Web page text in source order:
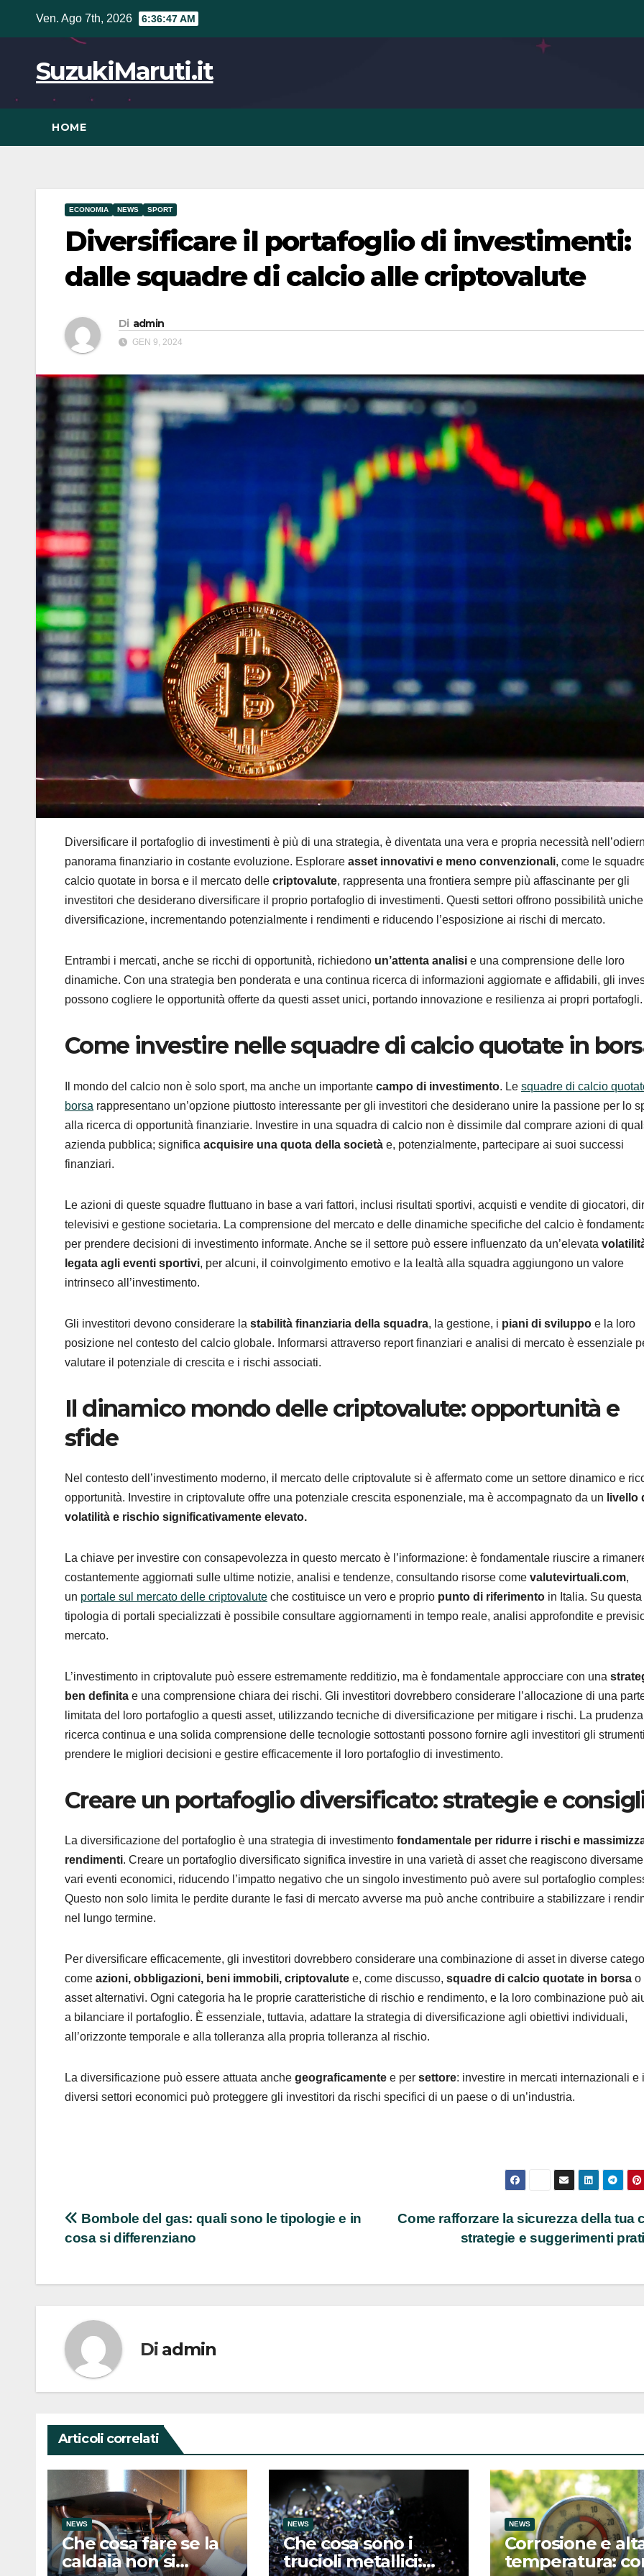
Ven. Ago 7th, 2026 6:36:48 AM
SuzukiMaruti.it
HOME
ECONOMIA NEWS SPORT
Diversificare il portafoglio di investimenti:
dalle squadre di calcio alle criptovalute
Di admin
GEN 9, 2024
Diversificare il portafoglio di investimenti è più di una strategia, è diventata una vera e propria necessità
panorama finanziario in costante evoluzione. Esplorare asset innovativi e meno convenzionali, come le
calcio quotate in borsa e il mercato delle criptovalute, rappresenta una frontiera sempre più affascinante per gli
investitori che desiderano diversificare il proprio portafoglio di investimenti. Questi settori offrono possibilità
diversificazione, incrementando potenzialmente i rendimenti e riducendo l’esposizione ai rischi di mercato.
Entrambi i mercati, anche se ricchi di opportunità, richiedono un’attenta analisi e una comprensione delle loro
dinamiche. Con una strategia ben ponderata e una continua ricerca di informazioni aggiornate e affidabili, gli
possono cogliere le opportunità offerte da questi asset unici, portando innovazione e resilienza ai propri portafogli.
Come investire nelle squadre di calcio quotate in
Il mondo del calcio non è solo sport, ma anche un importante campo di investimento. Le squadre di calcio
borsa rappresentano un’opzione piuttosto interessante per gli investitori che desiderano unire la passione per lo
alla ricerca di opportunità finanziarie. Investire in una squadra di calcio non è dissimile dal comprare azioni di
azienda pubblica; significa acquisire una quota della società e, potenzialmente, partecipare ai suoi successi
finanziari.
Le azioni di queste squadre fluttuano in base a vari fattori, inclusi risultati sportivi, acquisti e vendite di giocatori,
televisivi e gestione societaria. La comprensione del mercato e delle dinamiche specifiche del calcio è
per prendere decisioni di investimento informate. Anche se il settore può essere influenzato da un’elevata
legata agli eventi sportivi, per alcuni, il coinvolgimento emotivo e la lealtà alla squadra aggiungono un valore
intrinseco all’investimento.
Gli investitori devono considerare la stabilità finanziaria della squadra, la gestione, i piani di sviluppo e la loro
posizione nel contesto del calcio globale. Informarsi attraverso report finanziari e analisi di mercato è essenziale
valutare il potenziale di crescita e i rischi associati.
Il dinamico mondo delle criptovalute: opportunità e
sfide
Nel contesto dell’investimento moderno, il mercato delle criptovalute si è affermato come un settore dinamico e
opportunità. Investire in criptovalute offre una potenziale crescita esponenziale, ma è accompagnato da un livello
volatilità e rischio significativamente elevato.
La chiave per investire con consapevolezza in questo mercato è l’informazione: è fondamentale riuscire a
costantemente aggiornati sulle ultime notizie, analisi e tendenze, consultando risorse come valutevirtuali.com,
un portale sul mercato delle criptovalute che costituisce un vero e proprio punto di riferimento in Italia. Su questa
tipologia di portali specializzati è possibile consultare aggiornamenti in tempo reale, analisi approfondite e
mercato.
L’investimento in criptovalute può essere estremamente redditizio, ma è fondamentale approcciare con una
ben definita e una comprensione chiara dei rischi. Gli investitori dovrebbero considerare l’allocazione di una
limitata del loro portafoglio a questi asset, utilizzando tecniche di diversificazione per mitigare i rischi. La
ricerca continua e una solida comprensione delle tecnologie sottostanti possono fornire agli investitori gli
prendere le migliori decisioni e gestire efficacemente il loro portafoglio di investimento.
Creare un portafoglio diversificato: strategie e
La diversificazione del portafoglio è una strategia di investimento fondamentale per ridurre i rischi e
rendimenti. Creare un portafoglio diversificato significa investire in una varietà di asset che reagiscono
vari eventi economici, riducendo l’impatto negativo che un singolo investimento può avere sul portafoglio
Questo non solo limita le perdite durante le fasi di mercato avverse ma può anche contribuire a stabilizzare i
nel lungo termine.
Per diversificare efficacemente, gli investitori dovrebbero considerare una combinazione di asset in diverse
come azioni, obbligazioni, beni immobili, criptovalute e, come discusso, squadre di calcio quotate in borsa o
asset alternativi. Ogni categoria ha le proprie caratteristiche di rischio e rendimento, e la loro combinazione può
a bilanciare il portafoglio. È essenziale, tuttavia, adattare la strategia di diversificazione agli obiettivi individuali,
all’orizzonte temporale e alla tolleranza alla propria tolleranza al rischio.
La diversificazione può essere attuata anche geograficamente e per settore: investire in mercati internazionali e
diversi settori economici può proteggere gli investitori da rischi specifici di un paese o di un’industria.
Navigazione
Come rafforzare la sicurezza della tua
strategie e suggerimenti
Bombole del gas: quali sono le tipologie e in
cosa si differenziano
Di admin
Articoli correlati
NEWS
Che cosa fare se la
caldaia non si
NEWS
Che cosa sono i
trucioli metallici:
NEWS
Corrosione e
temperatura: